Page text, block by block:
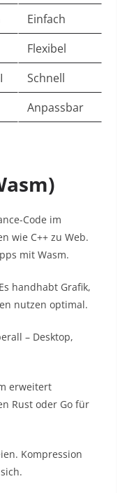
Einfach ​
Flexibel ​
Schnell ​
Anpassbar ​
Code im
wie C++ zu Web.
mit Wasm.​
handhabt Grafik,
nutzen optimal.​
– Desktop,
erweitert
Rust oder Go für
Kompression